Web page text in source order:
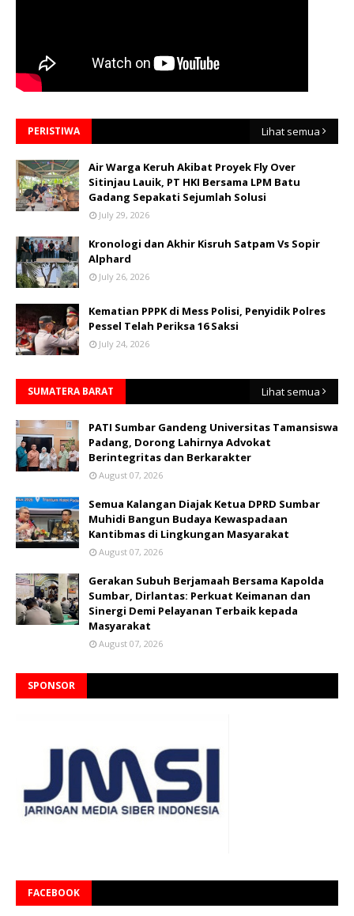
PERISTIWA Lihat semua
Air Warga Keruh Akibat Proyek Fly Over
Sitinjau Lauik, PT HKI Bersama LPM Batu
Gadang Sepakati Sejumlah Solusi
July 29, 2026
Kronologi dan Akhir Kisruh Satpam Vs Sopir
Alphard
July 26, 2026
Kematian PPPK di Mess Polisi, Penyidik Polres
Pessel Telah Periksa 16 Saksi
July 24, 2026
SUMATERA BARAT Lihat semua
PATI Sumbar Gandeng Universitas Tamansiswa
Padang, Dorong Lahirnya Advokat
Berintegritas dan Berkarakter
August 07, 2026
Semua Kalangan Diajak Ketua DPRD Sumbar
Muhidi Bangun Budaya Kewaspadaan
Kantibmas di Lingkungan Masyarakat
August 07, 2026
Gerakan Subuh Berjamaah Bersama Kapolda
Sumbar, Dirlantas: Perkuat Keimanan dan
Sinergi Demi Pelayanan Terbaik kepada
Masyarakat
August 07, 2026
SPONSOR
FACEBOOK